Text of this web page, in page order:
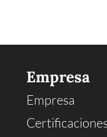
Empresa
Empresa